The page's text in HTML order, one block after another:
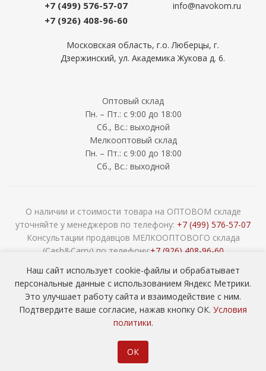
+7 (499) 576-57-07
+7 (926) 408-96-60
info@navokom.ru
Московская область, г.о. Люберцы, г.
Дзержинский, ул. Академика Жукова д. 6.
Оптовый склад
Пн. – Пт.: с 9:00 до 18:00
Сб., Вс.: выходной
Мелкооптовый склад
Пн. – Пт.: с 9:00 до 18:00
Сб., Вс.: выходной
О наличии и стоимости товара на ОПТОВОМ складе
уточняйте у менеджеров по телефону: +7 (499) 576-57-07
Консультации продавцов МЕЛКООПТОВОГО склада
(Cash&Carry) по телефону:+7 (926) 408-96-60
сада ОПТОМ
Наш сайт использует cookie-файлы и обрабатывает
персональные данные с использованием Яндекс Метрики.
Это улучшает работу сайта и взаимодействие с ним.
Подтвердите ваше согласие, нажав кнопку ОК. Условия
политики.
ОК